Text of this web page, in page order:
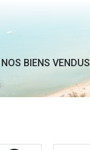
NOS BIENS VENDUS